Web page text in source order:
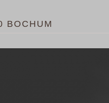
BOCHUM